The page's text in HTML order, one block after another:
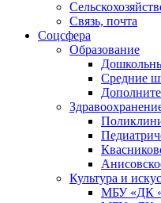
Связь, почта
Соцсфера
Образование
Средние
Культура и
МБУ «ДК